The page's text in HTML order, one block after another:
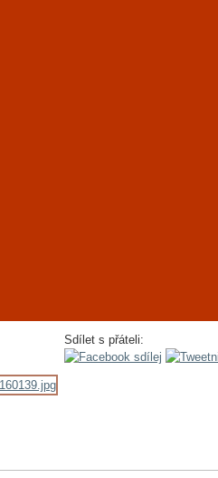
Sdílet s přáteli: